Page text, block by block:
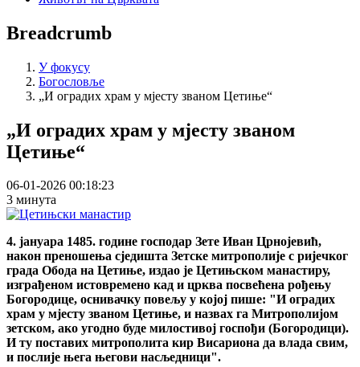
Breadcrumb
У фокусу
Богословље
„И оградих храм у мјесту званом Цетиње“
„И оградих храм у мјесту званом
Цетиње“
06-01-2026 00:18:23
3 минута
4. јануара 1485. године господар Зете Иван Црнојевић,
након преношења сједишта Зетске митрополије с ријечког
града Обода на Цетиње, издао је Цетињском манастиру,
изграђеном истовремено кад и црква посвећена рођењу
Богородице, оснивачку повељу у којој пише: "И оградих
храм у мјесту званом Цетиње, и назвах га Митрополијом
зетском, ако угодно буде милостивој госпођи (Богородици).
И ту поставих митрополита кир Висариона да влада свим,
и послије њега његови насљедници".